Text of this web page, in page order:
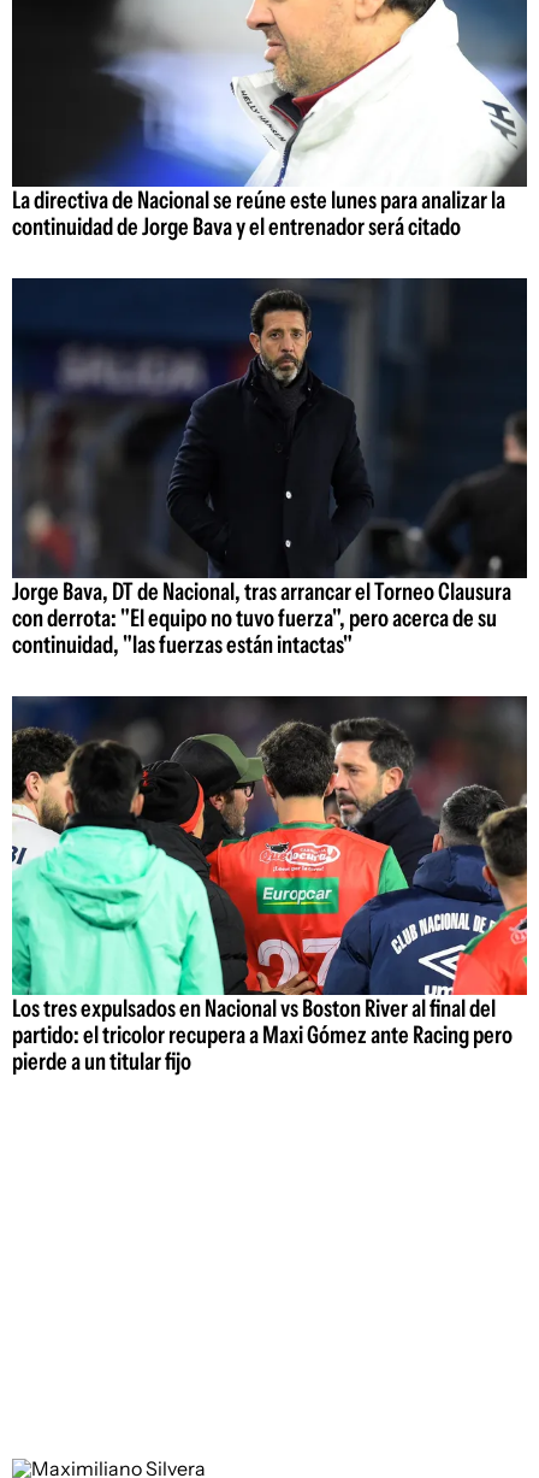
La directiva de Nacional se reúne este lunes para analizar la
continuidad de Jorge Bava y el entrenador será citado
Jorge Bava, DT de Nacional, tras arrancar el Torneo Clausura
con derrota: "El equipo no tuvo fuerza", pero acerca de su
continuidad, "las fuerzas están intactas"
Los tres expulsados en Nacional vs Boston River al final del
partido: el tricolor recupera a Maxi Gómez ante Racing pero
pierde a un titular fijo